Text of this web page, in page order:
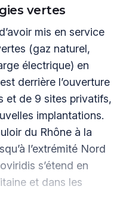
vertes
mis en service
(gaz naturel,
électrique) en
derrière l’ouverture
et de 9 sites privatifs,
implantations.
du Rhône à la
l’extrémité Nord
s’étend en
et dans les